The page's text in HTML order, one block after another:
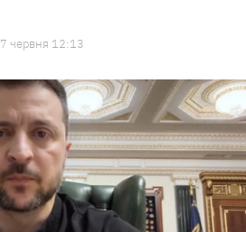
7 червня 12:13